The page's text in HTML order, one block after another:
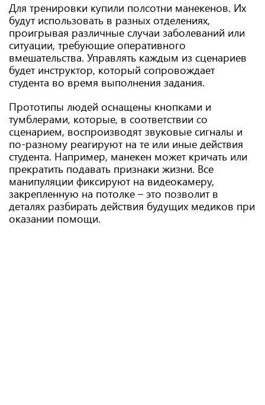
Для тренировки купили полсотни манекенов. Их
будут использовать в разных отделениях,
проигрывая различные случаи заболеваний или
ситуации, требующие оперативного
вмешательства. Управлять каждым из сценариев
будет инструктор, который сопровождает
студента во время выполнения задания.
Прототипы людей оснащены кнопками и
тумблерами, которые, в соответствии со
сценарием, воспроизводят звуковые сигналы и
по-разному реагируют на те или иные действия
студента. Например, манекен может кричать или
прекратить подавать признаки жизни. Все
манипуляции фиксируют на видеокамеру,
закрепленную на потолке – это позволит в
деталях разбирать действия будущих медиков при
оказании помощи.